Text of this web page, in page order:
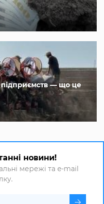
підприємств — що це
новини!
мережі та e-mail